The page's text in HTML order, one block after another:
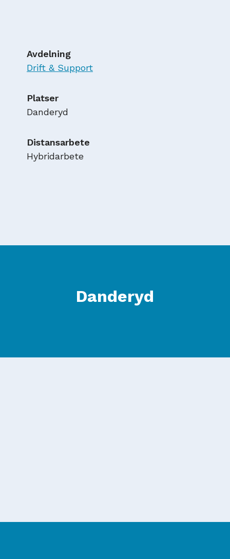
Avdelning
Drift & Support
Platser
Danderyd
Distansarbete
Hybridarbete
Danderyd